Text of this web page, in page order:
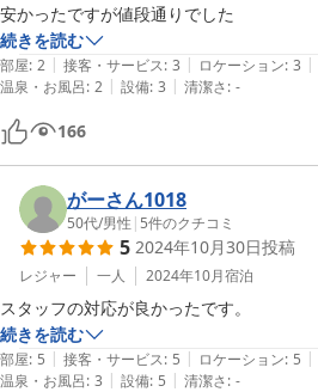
安かったですが値段通りでした
続きを読む
部屋: 2 | 接客・サービス: 3 | ロケーション: 3 |
温泉・お風呂: 2 | 設備: 3 | 清潔さ: -
166
がーさん1018
50代/男性 | 5件のクチコミ
5 2024年10月30日投稿
レジャー 一人 2024年10月宿泊
スタッフの対応が良かったです。
続きを読む
部屋: 5 | 接客・サービス: 5 | ロケーション: 5 |
温泉・お風呂: 3 | 設備: 5 | 清潔さ: -